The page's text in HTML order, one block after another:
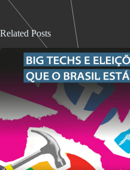
Related Posts